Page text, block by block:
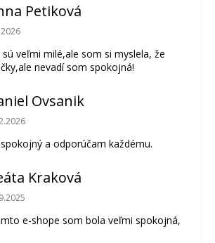
Petiková
obchodu je 5 z 5 hviezdičiek.
veľmi milé,ale som si myslela, že
nevadí som spokojná!
Ovsanik
obchodu je 5 z 5 hviezdičiek.
a odporúčam každému.
Kraková
obchodu je 5 z 5 hviezdičiek.
e-shope som bola veľmi spokojná,